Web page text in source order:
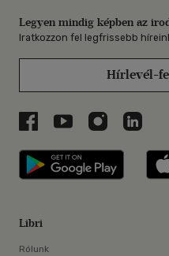
Legyen mindig képben az
Iratkozzon fel legfrissebb
Hírlevél-
Libri a Facebookon
Libri a Youtube-
Libri azLibri
Libri
Libri
Rólunk